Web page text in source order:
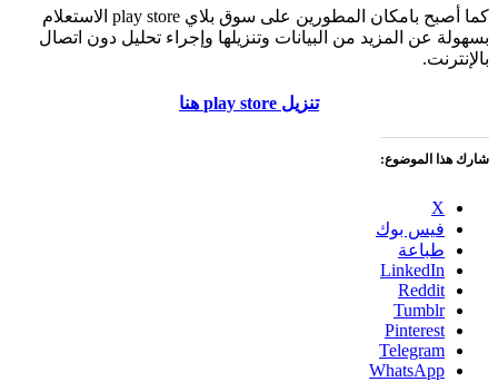
كما أصبح بامكان المطورين على سوق بلاي play store الاستعلام
عن المزيد من البيانات وتنزيلها وإجراء تحليل دون اتصال
الموضوع:
فيس بوك
طباعة
LinkedIn
Reddit
Tumblr
Pinterest
Telegram
WhatsApp